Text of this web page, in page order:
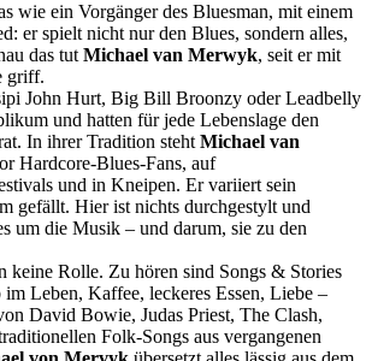
wie ein Vorgänger des Bluesman, mit einem
er spielt nicht nur den Blues, sondern alles,
das tut Michael van Merwyk, seit er mit
griff.
John Hurt, Big Bill Broonzy oder Leadbelly
und hatten für jede Lebenslage den
In ihrer Tradition steht Michael van
Hardcore-Blues-Fans, auf
und in Kneipen. Er variiert sein
gefällt. Hier ist nichts durchgestylt und
um die Musik – und darum, sie zu den
keine Rolle. Zu hören sind Songs & Stories
Leben, Kaffee, leckeres Essen, Liebe –
David Bowie, Judas Priest, The Clash,
Folk-Songs aus vergangenen